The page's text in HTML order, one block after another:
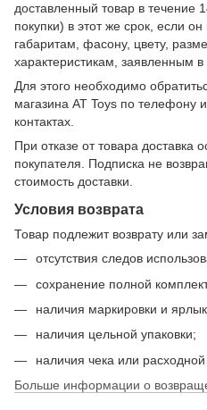
доставленный товар в течение
покупки) в этот же срок, если
габаритам, фасону, цвету,
характеристикам, заявленным
Для этого необходимо
магазина AT Toys по телефону
контактах.
При отказе от товара доставка
покупателя. Подписка не
стоимость доставки.
Условия возврата
Товар подлежит возврату или
отсутствия следов
сохранение полной
наличия маркировки и
наличия цельной упаковки;
наличия чека или
Больше информации о